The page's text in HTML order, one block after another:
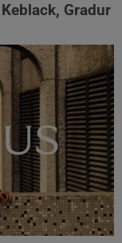
Gradur